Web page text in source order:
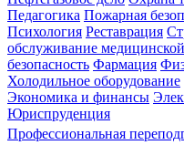
Педагогика Пожарная
Психология Реставрация
обслуживание
безопасность Фармация
Холодильное оборудование
Экономика и финансы
Юриспруденция
Профессиональная